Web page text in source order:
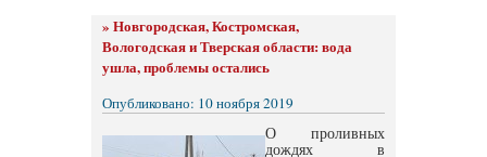
» Новгородская, Костромская,
Вологодская и Тверская области: вода
ушла, проблемы остались
Опубликовано: 10 ноября 2019
О проливных
дождях в